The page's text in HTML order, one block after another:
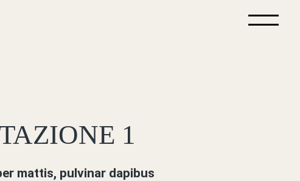
1
mattis, pulvinar dapibus